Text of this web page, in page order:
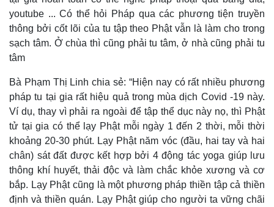
Kinh tế
Bất động sản
Khởi nghiệp
Giá vàng
Tiêu dùng
Tỷ giá
Chứng khoán
Giá cà phê
youtube ... Có thể hỏi Pháp qua các phương tiện truyền
thông bởi cốt lõi của tu tập theo Phật vẫn là làm cho trong
sạch tâm. Ở chùa thì cũng phải tu tâm, ở nhà cũng phải tu
tâm
Bà Phạm Thị Linh chia sẻ: “Hiện nay có rất nhiều phương
pháp tu tại gia rất hiệu quả trong mùa dịch Covid -19 này.
Ví dụ, thay vì phải ra ngoài để tập thể dục này nọ, thì Phật
tử tại gia có thể lạy Phật mỗi ngày 1 đến 2 thời, mỗi thời
khoảng 20-30 phút. Lạy Phật năm vóc (đầu, hai tay và hai
chân) sát đất được kết hợp bởi 4 động tác yoga giúp lưu
thông khí huyết, thải độc và làm chắc khỏe xương và cơ
bắp. Lạy Phật cũng là một phương pháp thiền tập cả thiền
định và thiền quán. Lạy Phật giúp cho người ta vững chãi